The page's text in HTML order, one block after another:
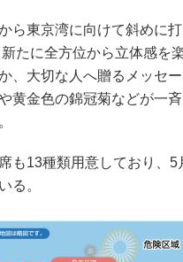
ら東京湾に向けて斜めに
たに全方位から立体感を
、大切な人へ贈るメッセ
黄金色の錦冠菊などが一
も13種類用意しており、5
る。